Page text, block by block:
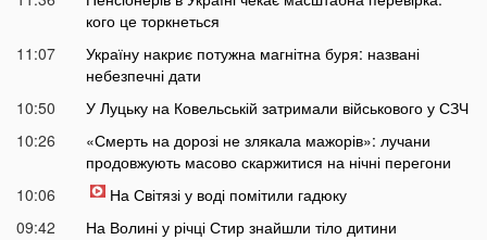
кого це торкнеться
11:07
Україну накриє потужна магнітна буря: названі
небезпечні дати
10:50
У Луцьку на Ковельській затримали військового у СЗЧ
10:26
«Смерть на дорозі не злякала мажорів»: лучани
продовжують масово скаржитися на нічні перегони
10:06
На Світязі у воді помітили гадюку
09:42
На Волині у річці Стир знайшли тіло дитини